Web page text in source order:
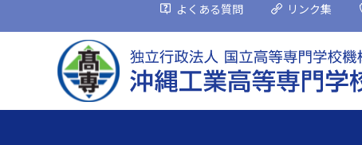
よくある質問 リンク集